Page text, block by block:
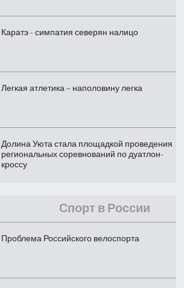
Каратэ - симпатия северян налицо
Легкая атлетика – наполовину легка
Долина Уюта стала площадкой проведения
региональных соревнований по дуатлон-
кроссу
Спорт в России
Проблема Российского велоспорта